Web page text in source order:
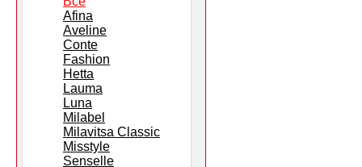
Afina
Aveline
Conte
Fashion
Hetta
Lauma
Luna
Milabel
Milavitsa Classic
Misstyle
Senselle